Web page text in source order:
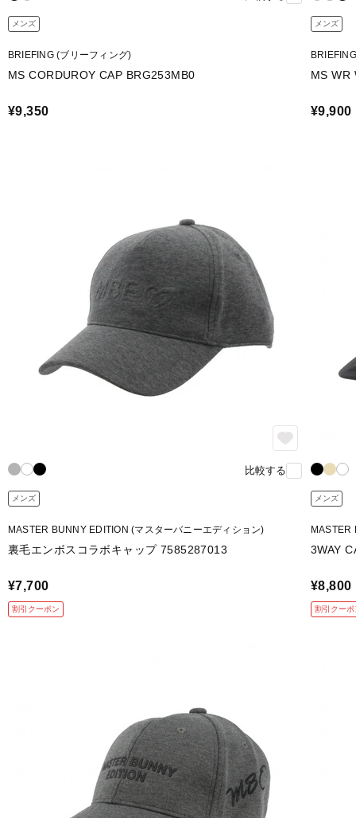
メンズ
BRIEFING (ブリーフィング)
MS CORDUROY CAP BRG253MB0
¥9,350
メンズ
MS WR
¥9,900
比較する
メンズ
MASTER BUNNY EDITION (マスターバニーエディション)
裏毛エンボスコラボキャップ 7585287013
¥7,700
割引クーポン
メンズ
MASTER
3WAY
¥8,800
割引クーポ